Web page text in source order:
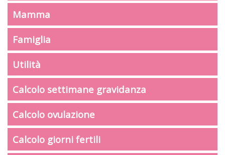
Mamma
Famiglia
Utilità
Calcolo settimane gravidanza
Calcolo ovulazione
Calcolo giorni fertili